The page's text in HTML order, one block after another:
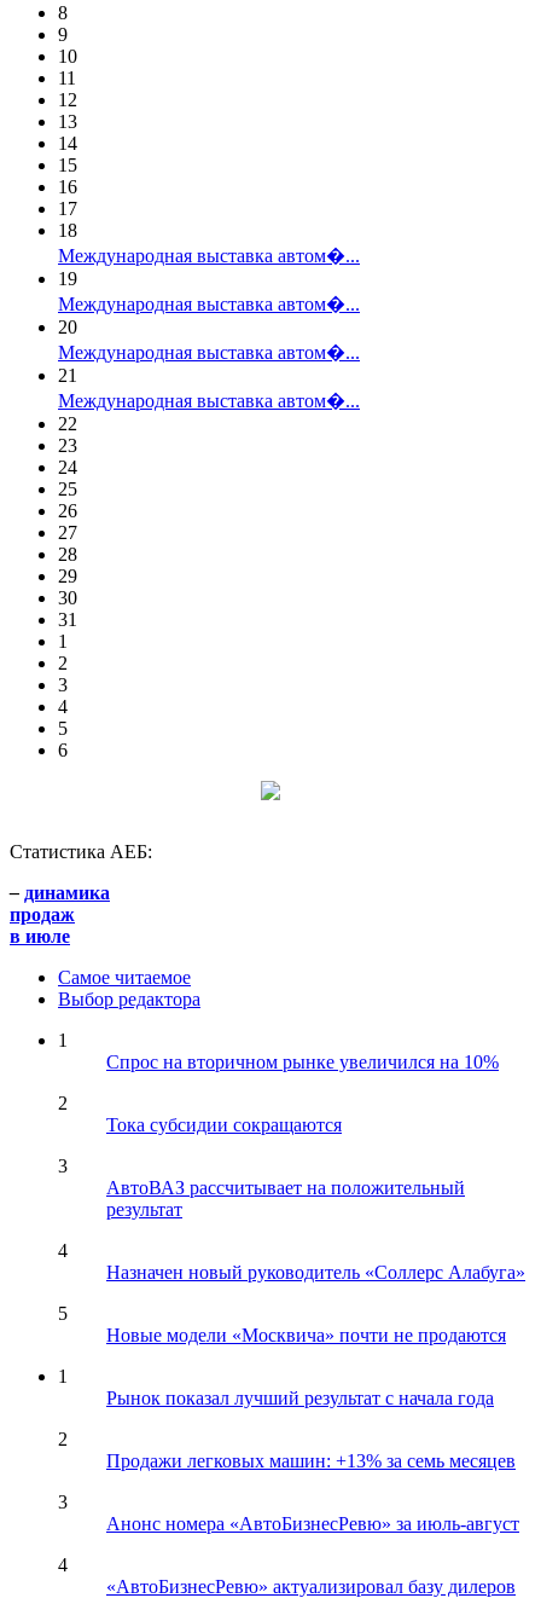
8
9
10
11
12
13
14
15
16
17
18
Международная выставка автом�...
19
Международная выставка автом�...
20
Международная выставка автом�...
21
Международная выставка автом�...
22
23
24
25
26
27
28
29
30
31
1
2
3
4
5
6
Статистика АЕБ:
– динамика
продаж
в июле
Самое читаемое
Выбор редактора
1
Спрос на вторичном рынке увеличился на 10%
2
Тока субсидии сокращаются
3
АвтоВАЗ рассчитывает на положительный
результат
4
Назначен новый руководитель «Соллерс Алабуга»
5
Новые модели «Москвича» почти не продаются
1
Рынок показал лучший результат с начала года
2
Продажи легковых машин: +13% за семь месяцев
3
Анонс номера «АвтоБизнесРевю» за июль-август
4
«АвтоБизнесРевю» актуализировал базу дилеров